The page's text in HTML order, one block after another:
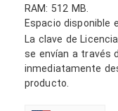
RAM: 512 MB.
Espacio disponible
La clave de
se envían a través
inmediatamente
producto.